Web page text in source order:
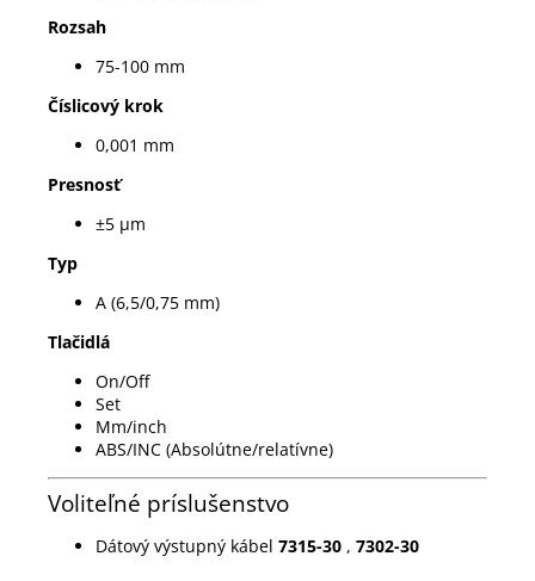
Rozsah
75-100 mm
Číslicový krok
0,001 mm
Presnosť
±5 µm
Typ
A (6,5/0,75 mm)
Tlačidlá
On/Off
Set
Mm/inch
ABS/INC (Absolútne/relatívne)
Voliteľné príslušenstvo
Dátový výstupný kábel 7315-30 , 7302-30